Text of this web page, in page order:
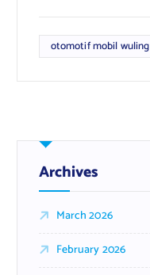
otomotif mobil wuling
Archives
March 2026
February 2026